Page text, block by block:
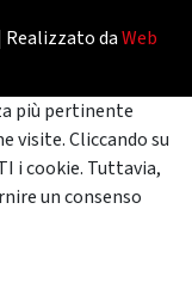
daWeb
più pertinente
visite. Cliccando su
i cookie. Tuttavia,
un consenso